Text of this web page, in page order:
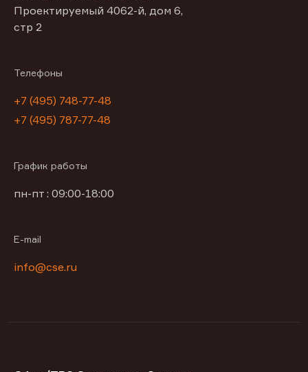
Проектируемый 4062-й, дом 6,
стр 2
Телефоны
+7 (495) 748-77-48
+7 (495) 787-77-48
График работы
пн-пт : 09:00-18:00
E-mail
info@cse.ru